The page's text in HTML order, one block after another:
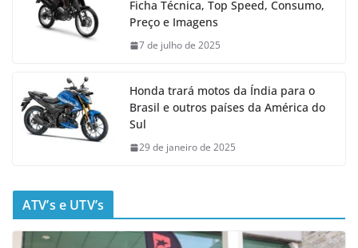
Ficha Técnica, Top Speed, Consumo,
Preço e Imagens
7 de julho de 2025
Honda trará motos da Índia para o
Brasil e outros países da América do
Sul
29 de janeiro de 2025
ATV’s e UTV’s